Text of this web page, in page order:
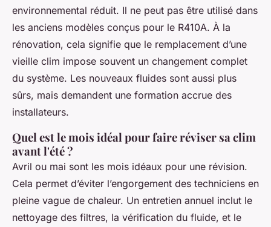
environnemental réduit. Il ne peut pas être utilisé dans
les anciens modèles conçus pour le R410A. À la
rénovation, cela signifie que le remplacement d’une
vieille clim impose souvent un changement complet
du système. Les nouveaux fluides sont aussi plus
sûrs, mais demandent une formation accrue des
installateurs.
Quel est le mois idéal pour faire réviser sa clim
avant l'été ?
Avril ou mai sont les mois idéaux pour une révision.
Cela permet d’éviter l’engorgement des techniciens en
pleine vague de chaleur. Un entretien annuel inclut le
nettoyage des filtres, la vérification du fluide, et le